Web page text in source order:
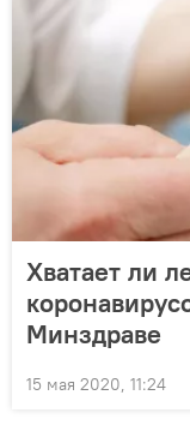
Хватает ли
Минздраве
15 мая 2020, 11:24